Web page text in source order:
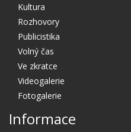
Kultura
Rozhovory
Publicistika
Volný čas
Ve zkratce
Videogalerie
Fotogalerie
Informace